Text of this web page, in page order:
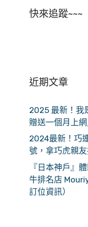
快來追蹤~~~
近期文章
2025 最新！我
贈送一個月上網
2024最新！巧
號，拿巧虎親
『日本神戶』
牛排名店
訂位資訊）